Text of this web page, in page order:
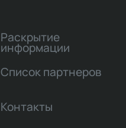
Раскрытие
информации
Список партнеров
Контакты